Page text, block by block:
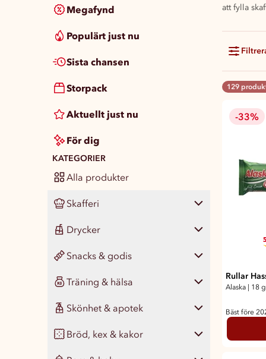
Megafynd
Populärt just nu
Sista chansen
Storpack
Aktuellt just nu
För dig
KATEGORIER
Alla produkter
Skafferi
Visa alla 476
Pasta, ris & matgryn 35
Konserver 66
Färdigmat 46
Kryddor & smaksättare 76
Drycker
Visa alla 141
Läsk 46
Vatten 21
Juice, smoothie & saft 18
Snacks & godis
Visa alla 434
Chips & snacks 77
Nötter & naturgodis 42
Träning & hälsa
Visa alla 134
Måltidsersättning 14
Skönhet & apotek
Visa alla 347
Bröd, kex & kakor
att fylla
129
-33%
Rullar
Alaska 18 g
Bäst före